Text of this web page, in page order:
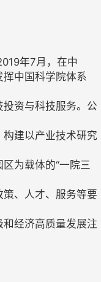
年7月，在中
中国科学院体系
资与科技服务。公
建以产业技术研究
为载体的“一院三
、人才、服务等要
经济高质量发展注